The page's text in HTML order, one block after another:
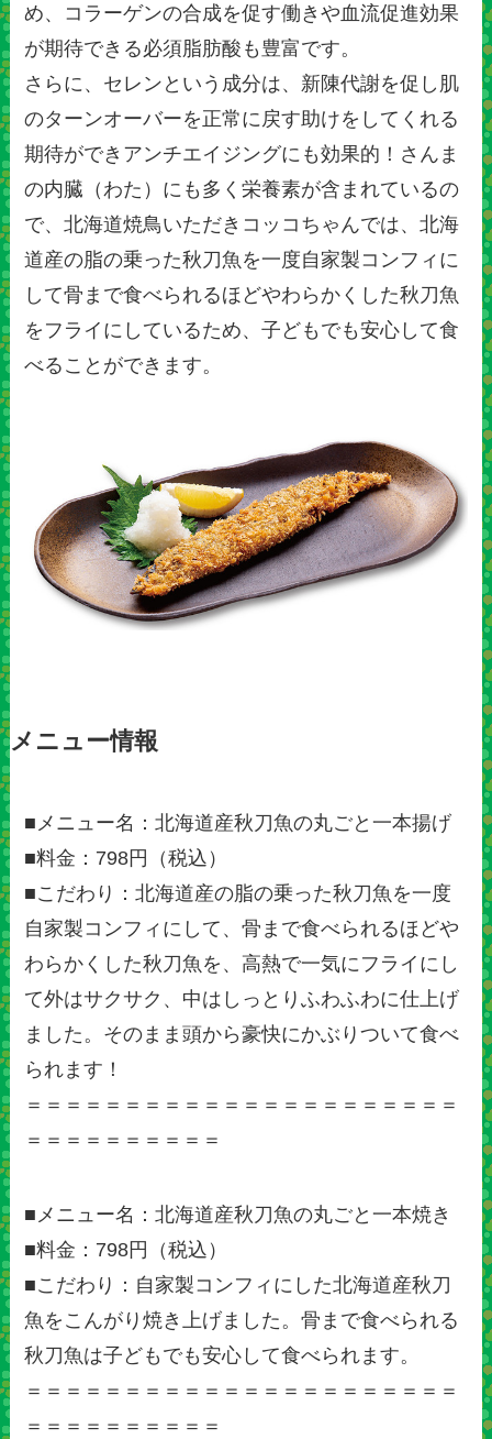
め、コラーゲンの合成を促す働きや血流促進効果
が期待できる必須脂肪酸も豊富です。
さらに、セレンという成分は、新陳代謝を促し肌
のターンオーバーを正常に戻す助けをしてくれる
期待ができアンチエイジングにも効果的！さんま
の内臓（わた）にも多く栄養素が含まれているの
で、北海道焼鳥いただきコッコちゃんでは、北海
道産の脂の乗った秋刀魚を一度自家製コンフィに
して骨まで食べられるほどやわらかくした秋刀魚
をフライにしているため、子どもでも安心して食
べることができます。
メニュー情報
■メニュー名：北海道産秋刀魚の丸ごと一本揚げ
■料金：798円（税込）
■こだわり：北海道産の脂の乗った秋刀魚を一度
自家製コンフィにして、骨まで食べられるほどや
わらかくした秋刀魚を、高熱で一気にフライにし
て外はサクサク、中はしっとりふわふわに仕上げ
ました。そのまま頭から豪快にかぶりついて食べ
られます！
＝＝＝＝＝＝＝＝＝＝＝＝＝＝＝＝＝＝＝＝＝＝
＝＝＝＝＝＝＝＝＝＝
■メニュー名：北海道産秋刀魚の丸ごと一本焼き
■料金：798円（税込）
■こだわり：自家製コンフィにした北海道産秋刀
魚をこんがり焼き上げました。骨まで食べられる
秋刀魚は子どもでも安心して食べられます。
＝＝＝＝＝＝＝＝＝＝＝＝＝＝＝＝＝＝＝＝＝＝
＝＝＝＝＝＝＝＝＝＝